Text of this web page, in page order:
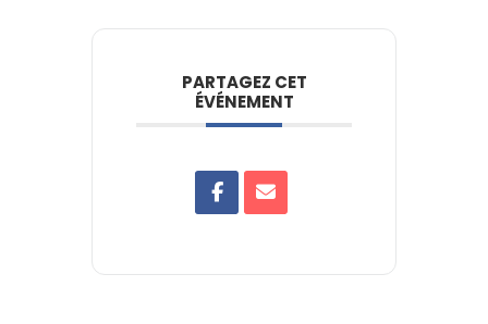
PARTAGEZ CET
ÉVÉNEMENT